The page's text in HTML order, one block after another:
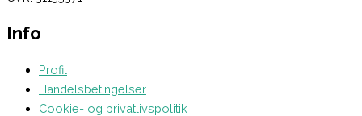
Info
Profil
Handelsbetingelser
Cookie- og privatlivspolitik